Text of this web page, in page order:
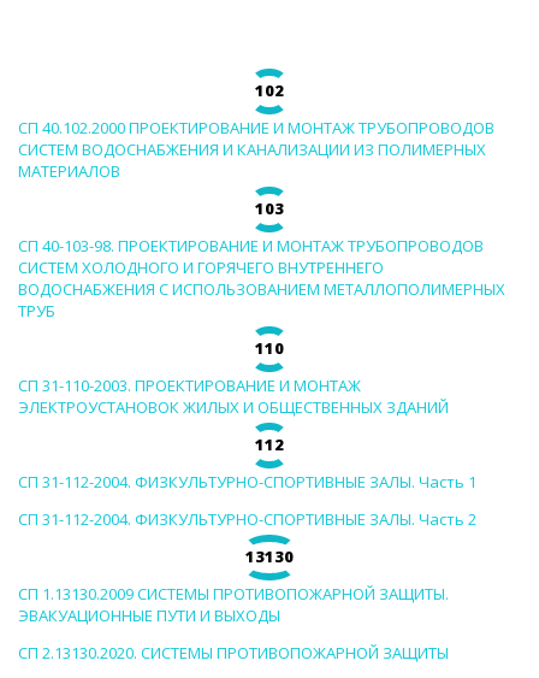
СТРОИТЕЛЬНЫЙ КОНТРОЛЬ
СТРОИТЕЛЬНЫЙ АУДИТ
НОРМАТИВНЫЕ ДОКУМЕНТЫ
О НАС
ПРЕССА
РЕЕСТРЫ
102
СП 40.102.2000 ПРОЕКТИРОВАНИЕ И МОНТАЖ ТРУБОПРОВОДОВ
СИСТЕМ ВОДОСНАБЖЕНИЯ И КАНАЛИЗАЦИИ ИЗ ПОЛИМЕРНЫХ
МАТЕРИАЛОВ
103
СП 40-103-98. ПРОЕКТИРОВАНИЕ И МОНТАЖ ТРУБОПРОВОДОВ
СИСТЕМ ХОЛОДНОГО И ГОРЯЧЕГО ВНУТРЕННЕГО
ВОДОСНАБЖЕНИЯ С ИСПОЛЬЗОВАНИЕМ МЕТАЛЛОПОЛИМЕРНЫХ
ТРУБ
110
СП 31-110-2003. ПРОЕКТИРОВАНИЕ И МОНТАЖ
ЭЛЕКТРОУСТАНОВОК ЖИЛЫХ И ОБЩЕСТВЕННЫХ ЗДАНИЙ
112
СП 31-112-2004. ФИЗКУЛЬТУРНО-СПОРТИВНЫЕ ЗАЛЫ. Часть 1
СП 31-112-2004. ФИЗКУЛЬТУРНО-СПОРТИВНЫЕ ЗАЛЫ. Часть 2
13130
СП 1.13130.2009 СИСТЕМЫ ПРОТИВОПОЖАРНОЙ ЗАЩИТЫ.
ЭВАКУАЦИОННЫЕ ПУТИ И ВЫХОДЫ
СП 2.13130.2020. СИСТЕМЫ ПРОТИВОПОЖАРНОЙ ЗАЩИТЫ